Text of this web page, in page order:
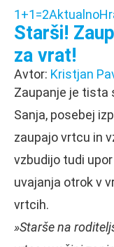
1+1=2Aktualno
Starši!
za vrat!
Avtor: Kristjan
Zaupanje je tista
Sanja, posebej
zaupajo vrtcu in
vzbudijo tudi
uvajanja otrok v
vrtcih.
»Starše na